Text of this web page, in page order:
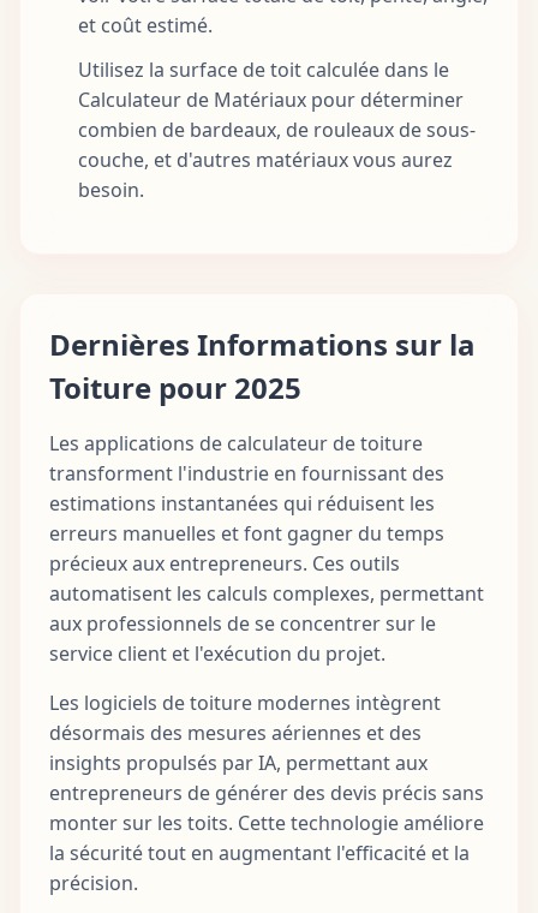
et coût estimé.
Utilisez la surface de toit calculée dans le
Calculateur de Matériaux pour déterminer
combien de bardeaux, de rouleaux de sous-
couche, et d'autres matériaux vous aurez
besoin.
Dernières Informations sur la
Toiture pour 2025
Les applications de calculateur de toiture
transforment l'industrie en fournissant des
estimations instantanées qui réduisent les
erreurs manuelles et font gagner du temps
précieux aux entrepreneurs. Ces outils
automatisent les calculs complexes, permettant
aux professionnels de se concentrer sur le
service client et l'exécution du projet.
Les logiciels de toiture modernes intègrent
désormais des mesures aériennes et des
insights propulsés par IA, permettant aux
entrepreneurs de générer des devis précis sans
monter sur les toits. Cette technologie améliore
la sécurité tout en augmentant l'efficacité et la
précision.